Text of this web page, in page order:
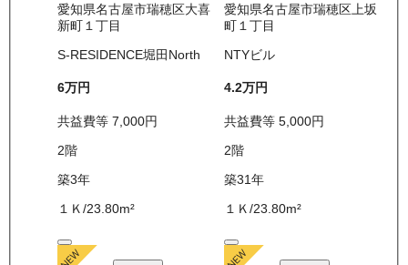
愛知県名古屋市瑞穂区大喜
新町１丁目
S-RESIDENCE堀田North
6万円
共益費等 7,000円
2階
築3年
１Ｋ /23.80m²
愛知県名古屋市瑞穂区上坂
町１丁目
NTYビル
4.2万円
共益費等5,000円
2階
築31年
１Ｋ/23.80m²